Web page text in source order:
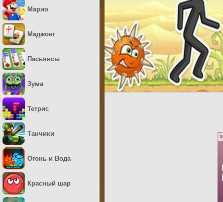
Марио
Маджонг
Пасьянсы
Зума
Тетрис
Танчики
Огонь и Вода
Красный шар